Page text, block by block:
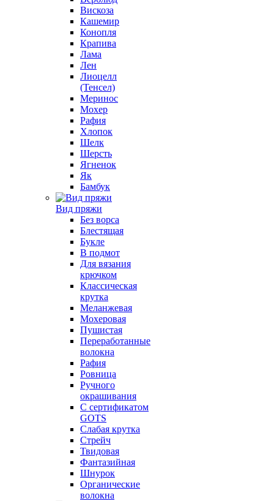
Вискоза
Кашемир
Конопля
Крапива
Лама
Лен
Лиоцелл
(Тенсел)
Меринос
Мохер
Рафия
Хлопок
Шелк
Шерсть
Ягненок
Як
Бамбук
Вид пряжи
Без ворса
Блестящая
Букле
В подмот
Для вязания
крючком
Классическая
крутка
Меланжевая
Мохеровая
Пушистая
Переработанные
волокна
Рафия
Ровница
Ручного
окрашивания
С сертификатом
GOTS
Слабая крутка
Стрейч
Твидовая
Фантазийная
Шнурок
Органические
волокна